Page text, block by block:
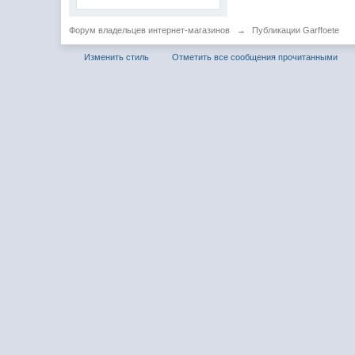
Форум владельцев интернет-магазинов → Публикации Garffoete
Изменить стиль Отметить все сообщения прочитанными